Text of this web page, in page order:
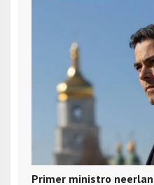
Primer ministro